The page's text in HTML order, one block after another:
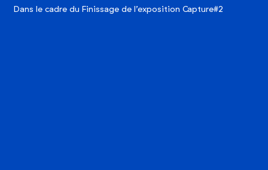
Dans le cadre du Finissage de l’exposition Capture#2